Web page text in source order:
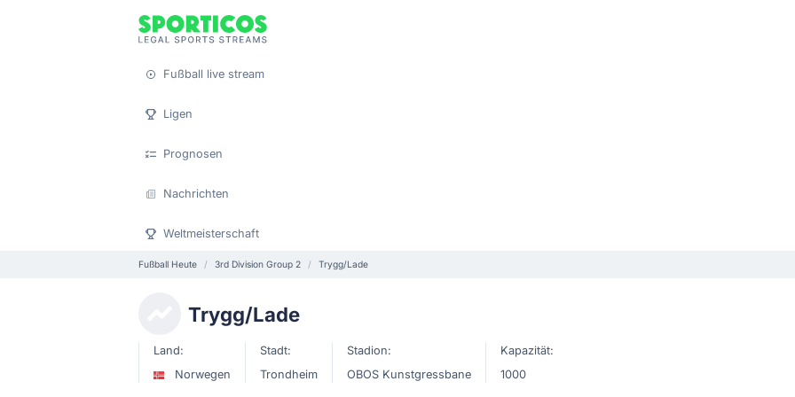
Fußball live stream
Ligen
Prognosen
Nachrichten
Weltmeisterschaft
Fußball Heute 3rd Division Group 2 Trygg/Lade
Trygg/Lade
Land:
Norwegen
Stadt:
Trondheim
Stadion:
OBOS Kunstgressbane
Kapazität:
1000